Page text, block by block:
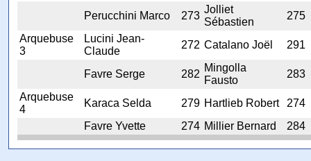
Perucchini Marco 273
Jolliet
Sébastien
275
Arquebuse
3
Lucini Jean-
Claude
272 Catalano Joël 291
Favre Serge 282
Mingolla
Fausto
283
Arquebuse
4
Karaca Selda 279 Hartlieb Robert
274
Favre Yvette
274 Millier Bernard 284